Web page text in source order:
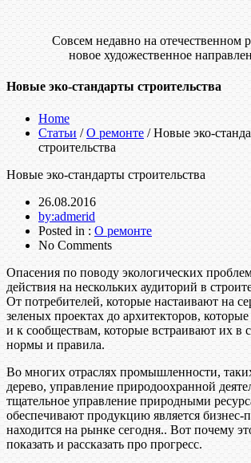
Совсем недавно на отечественном
новое художественное
Новые эко-стандарты строительства
Home
Статьи /О ремонте / Новые эко-
строительства
Новые эко-стандарты строительства
26.08.2016
by:admerid
Posted in : О ремонте
No Comments
Опасения по поводу экологических
действия на нескольких аудиторий в
От потребителей, которые настаивают на
зеленых проектах до архитекторов,
и к сообществам, которые встраивают их в
нормы и правила.
Во многих отраслях промышленности,
дерево, управление природоохранной
тщательное управление природными
обеспечивают продукцию является бизнес-
находится на рынке сегодня.. Вот почему
показать и рассказать про прогресс.